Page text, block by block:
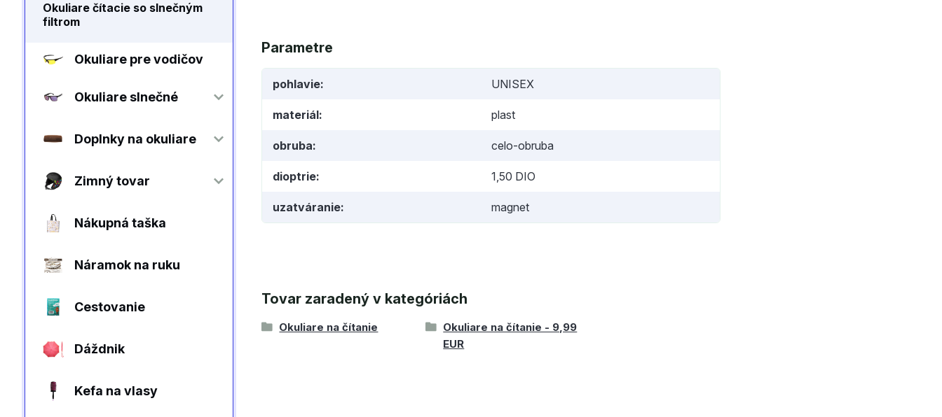
Okuliare čítacie so slnečným
filtrom
Okuliare pre vodičov
Okuliare slnečné
Doplnky na okuliare
Zimný tovar
Nákupná taška
Náramok na ruku
Cestovanie
Dáždnik
Kefa na vlasy
Parametre
pohlavie UNISEX
materiál plast
obruba celo-obruba
dioptrie 1,50 DIO
uzatváranie magnet
Tovar zaradený v kategóriách
Okuliare na čítanie
Okuliare na čítanie - 9,99
EUR